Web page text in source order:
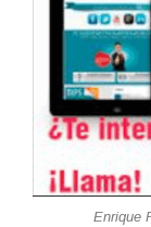
Enrique